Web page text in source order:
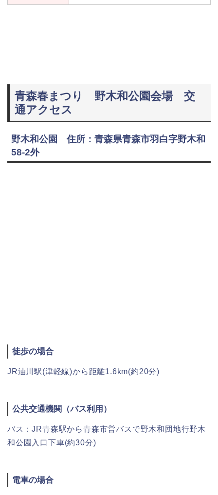
青森春まつり 野木和公園会場 交
通アクセス
野木和公園 住所：青森県青森市羽白字野木和
58-2外
徒歩の場合
JR油川駅(津軽線)から距離1.6km(約20分)
公共交通機関（バス利用）
バス：JR青森駅から青森市営バスで野木和団地行野木
和公園入口下車(約30分)
電車の場合